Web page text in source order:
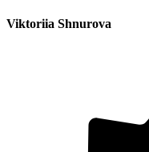
Viktoriia Shnurova